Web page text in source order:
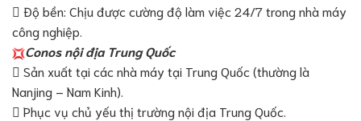
 Độ bền: Chịu được cường độ làm việc 24/7 trong nhà máy
công nghiệp.
Conos nội địa Trung Quốc
 Sản xuất tại các nhà máy tại Trung Quốc (thường là
Nanjing – Nam Kinh).
 Phục vụ chủ yếu thị trường nội địa Trung Quốc.